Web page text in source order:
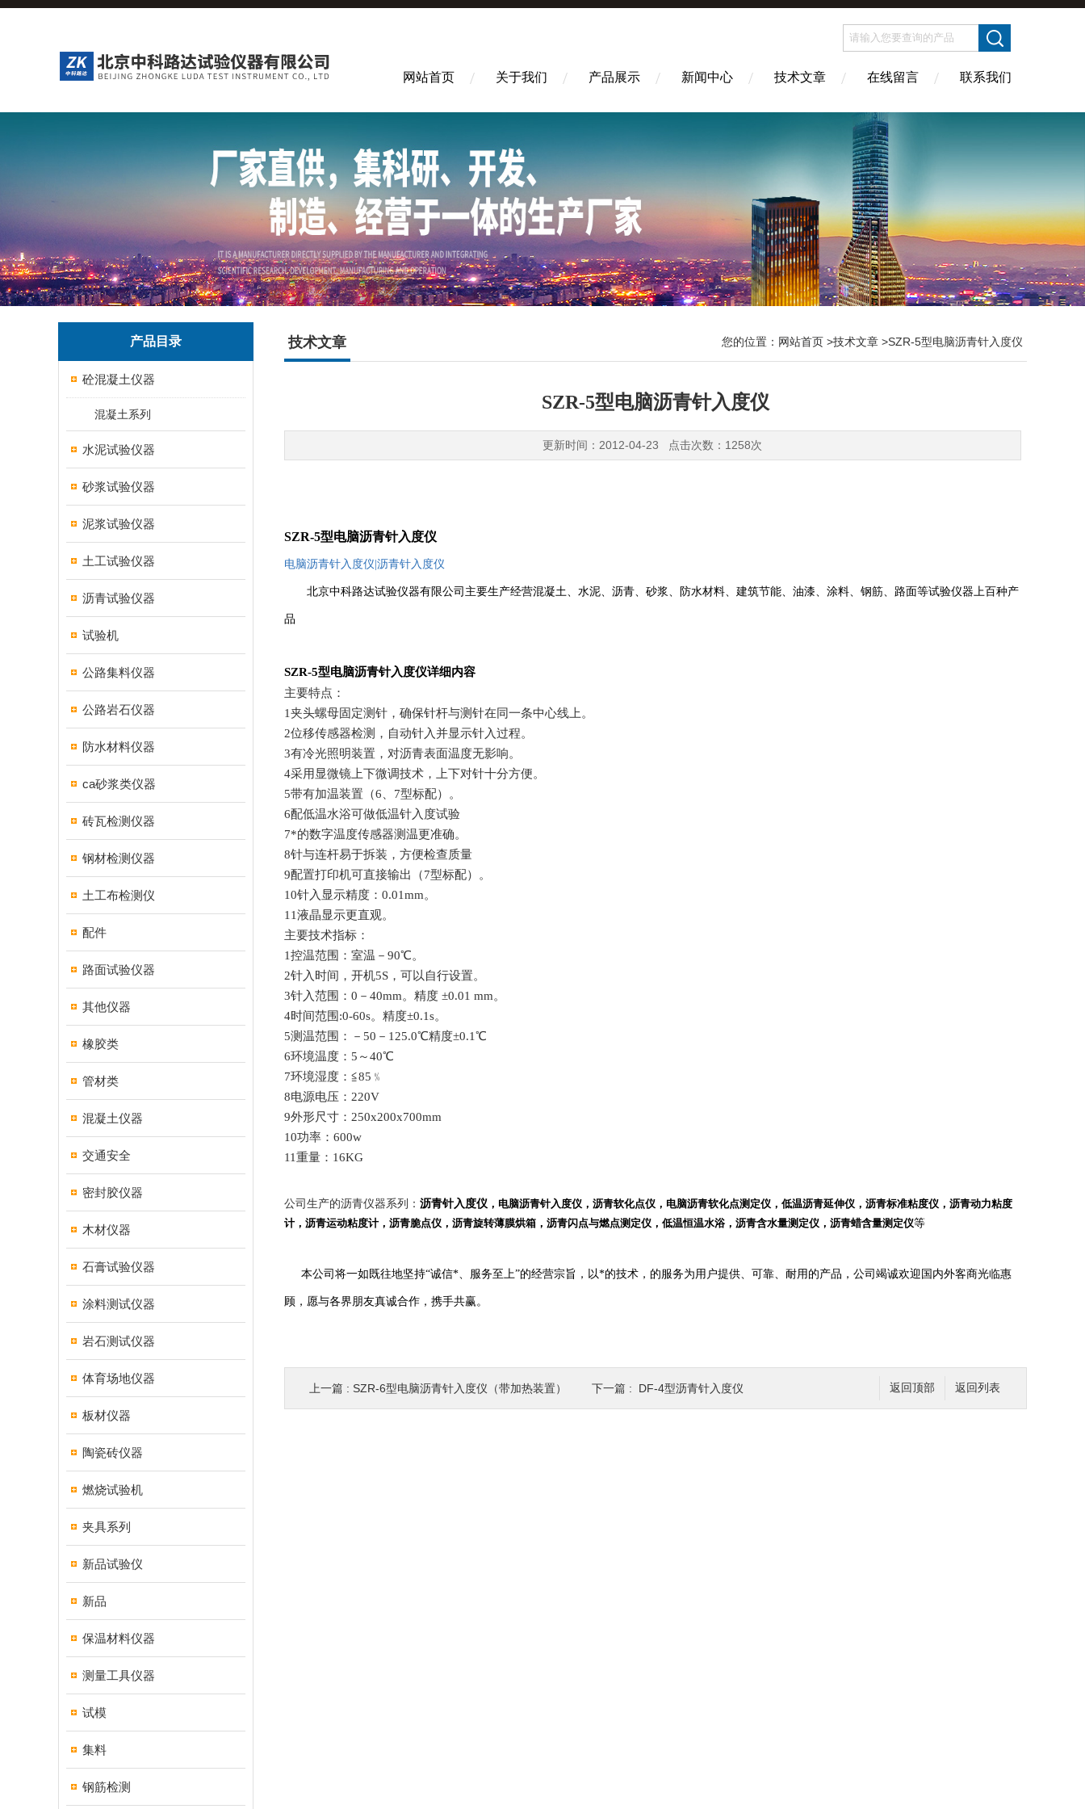
网站首页 关于我们 产品展示 新闻中心 技术文章 在线留言 联系我们
产品目录
砼混凝土仪器
混凝土系列
水泥试验仪器
砂浆试验仪器
泥浆试验仪器
土工试验仪器
沥青试验仪器
试验机
公路集料仪器
公路岩石仪器
防水材料仪器
ca砂浆类仪器
砖瓦检测仪器
钢材检测仪器
土工布检测仪
配件
路面试验仪器
其他仪器
橡胶类
管材类
混凝土仪器
交通安全
密封胶仪器
木材仪器
石膏试验仪器
涂料测试仪器
岩石测试仪器
体育场地仪器
板材仪器
陶瓷砖仪器
燃烧试验机
夹具系列
新品试验仪
新品
保温材料仪器
测量工具仪器
试模
集料
钢筋检测
技术文章 您的位置： 网站首页 >技术文章 >SZR-5型电脑沥青针入度仪
SZR-5型电脑沥青针入度仪
更新时间：2012-04-23 点击次数：1258次
SZR-5型电脑沥青针入度仪
电脑沥青针入度仪 沥青针入度仪
北京中科路达试验仪器有限公司主要生产经营混凝土、水泥、沥青、砂浆、防水材料、建筑节能、油漆、涂料、钢筋、路面等试验仪器上百种产
品
SZR-5型电脑沥青针入度仪详细内容
主要特点：
1夹头螺母固定测针，确保针杆与测针在同一条中心线上。
2位移传感器检测，自动针入并显示针入过程。
3有冷光照明装置，对沥青表面温度无影响。
4采用显微镜上下微调技术，上下对针十分方便。
5带有加温装置（6 7型标配）。
6配低温水浴可做低温针入度试验
7*的数字温度传感器测温更准确。
8针与连杆易于拆装，方便检查质量
9配置打印机可直接输出（7型标配）。
10针入显示精度： 0.01mm。
11液晶显示更直观。
主要技术指标：
1控温范围：室温－ 90℃。
2针入时间，开机5S ，可以自行设置。
3针入范围： 0 － 40mm。精度 ±0.01 mm。
4时间范围:0-60s。 精度±0.1s。
5测温范围：－ 50 － 125.0℃精度±0.1℃
6环境温度： 5 ～40℃
7环境湿度： ≦85 ﹪
8电源电压： 220V
9外形尺寸： 250x200x700mm
10功率： 600w
11重量： 16KG
公司生产的沥青仪器系列： 沥青针入度仪 ，电脑沥青针入度仪，沥青软化点仪，电脑沥青软化点测定仪，低温沥青延伸仪，沥青标准粘度仪，沥青动力粘度
计，沥青运动粘度计，沥青脆点仪，沥青旋转薄膜烘箱，沥青闪点与燃点测定仪，低温恒温水浴，沥青含水量测定仪，沥青蜡含量测定仪等
本公司将一如既往地坚持“诚信*、服务至上”的经营宗旨，以*的技术，的服务为用户提供、可靠、耐用的产品，公司竭诚欢迎国内外客商光临惠
顾，愿与各界朋友真诚合作，携手共赢。
返回列表
返回顶部
上一篇 : SZR-6型电脑沥青针入度仪（带加热装置） 下一篇 : DF-4型沥青针入度仪